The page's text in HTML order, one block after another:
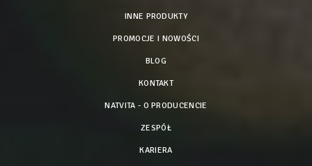
INNE PRODUKTY
PROMOCJE I NOWOŚCI
BLOG
KONTAKT
NATVITA - O PRODUCENCIE
ZESPÓŁ
KARIERA